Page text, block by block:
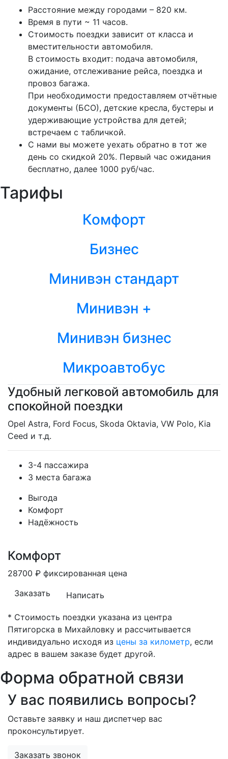
Расстояние между городами – 820 км.
Время в пути ~ 11 часов.
Стоимость поездки зависит от класса и
вместительности автомобиля.
В стоимость входит: подача автомобиля,
ожидание, отслеживание рейса, поездка и
провоз багажа.
При необходимости предоставляем отчётные
документы (БСО), детские кресла, бустеры и
удерживающие устройства для детей;
встречаем с табличкой.
С нами вы можете уехать обратно в тот же
день со скидкой 20%. Первый час ожидания
бесплатно, далее 1000 руб/час.
Тарифы
Комфорт
Бизнес
Минивэн стандарт
Минивэн +
Минивэн бизнес
Микроавтобус
Удобный легковой автомобиль для
спокойной поездки
Opel Astra, Ford Focus, Skoda Oktavia, VW Polo, Kia
Ceed и т.д.
3-4 пассажира
3 места багажа
Выгода
Комфорт
Надёжность
Комфорт
28700 ₽ фиксированная цена
Заказать
Написать
* Стоимость поездки указана из центра
Пятигорска в Михайловку и рассчитывается
индивидуально исходя из цены за километр, если
адрес в вашем заказе будет другой.
Форма обратной связи
У вас появились вопросы?
Оставьте заявку и наш диспетчер вас
проконсультирует.
Заказать звонок